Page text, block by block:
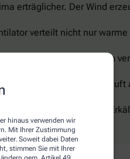
hinaus verwenden wir
Mit Ihrer Zustimmung
Soweit dabei Daten
stimmen Sie mit Ihrer
erträglicher. Der Wind
verteilt nicht nur
Franzbranntwein
sind eine Wohltat.
und lässt die Luft
einstellen, sonst droht